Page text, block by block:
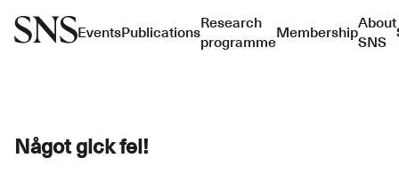
EventsPublicationsResearch
programmeMembershipAbout
SNS
Något gick fel!